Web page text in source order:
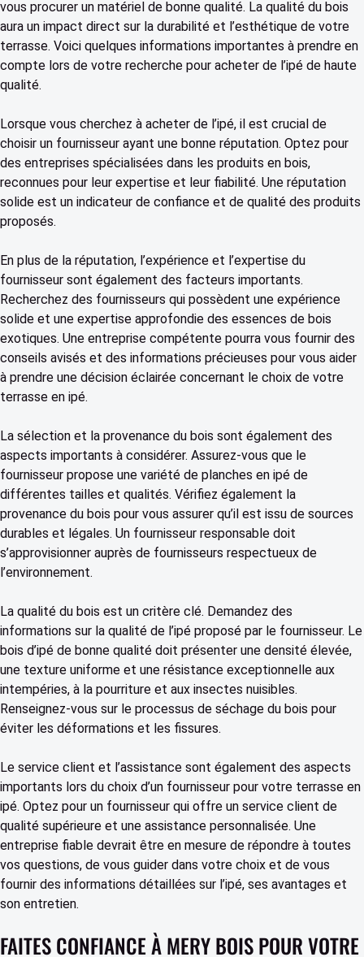
vous procurer un matériel de bonne qualité. La qualité du bois
aura un impact direct sur la durabilité et l’esthétique de votre
terrasse. Voici quelques informations importantes à prendre en
compte lors de votre recherche pour acheter de l’ipé de haute
qualité.
Lorsque vous cherchez à acheter de l’ipé, il est crucial de
choisir un fournisseur ayant une bonne réputation. Optez pour
des entreprises spécialisées dans les produits en bois,
reconnues pour leur expertise et leur fiabilité. Une réputation
solide est un indicateur de confiance et de qualité des produits
proposés.
En plus de la réputation, l’expérience et l’expertise du
fournisseur sont également des facteurs importants.
Recherchez des fournisseurs qui possèdent une expérience
solide et une expertise approfondie des essences de bois
exotiques. Une entreprise compétente pourra vous fournir des
conseils avisés et des informations précieuses pour vous aider
à prendre une décision éclairée concernant le choix de votre
terrasse en ipé.
La sélection et la provenance du bois sont également des
aspects importants à considérer. Assurez-vous que le
fournisseur propose une variété de planches en ipé de
différentes tailles et qualités. Vérifiez également la
provenance du bois pour vous assurer qu’il est issu de sources
durables et légales. Un fournisseur responsable doit
s’approvisionner auprès de fournisseurs respectueux de
l’environnement.
La qualité du bois est un critère clé. Demandez des
informations sur la qualité de l’ipé proposé par le fournisseur. Le
bois d’ipé de bonne qualité doit présenter une densité élevée,
une texture uniforme et une résistance exceptionnelle aux
intempéries, à la pourriture et aux insectes nuisibles.
Renseignez-vous sur le processus de séchage du bois pour
éviter les déformations et les fissures.
Le service client et l’assistance sont également des aspects
importants lors du choix d’un fournisseur pour votre terrasse en
ipé. Optez pour un fournisseur qui offre un service client de
qualité supérieure et une assistance personnalisée. Une
entreprise fiable devrait être en mesure de répondre à toutes
vos questions, de vous guider dans votre choix et de vous
fournir des informations détaillées sur l’ipé, ses avantages et
son entretien.
FAITES CONFIANCE À MERY BOIS POUR VOTRE